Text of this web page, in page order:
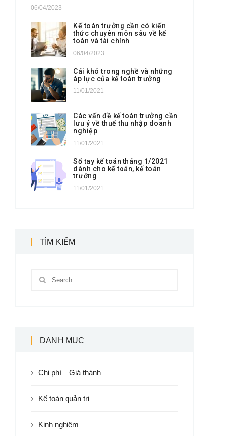
06/04/2023
Kế toán trưởng cần có kiến
thức chuyên môn sâu về kế
toán và tài chính
06/04/2023
Cái khó trong nghề và những
áp lực của kế toán trưởng
11/01/2021
Các vấn đề kế toán trưởng cần
lưu ý về thuế thu nhập doanh
nghiệp
11/01/2021
Sổ tay kế toán tháng 1/2021
dành cho kế toán, kế toán
trưởng
11/01/2021
TÌM KIẾM
DANH MỤC
Chi phí – Giá thành
Kế toán quản trị
Kinh nghiệm